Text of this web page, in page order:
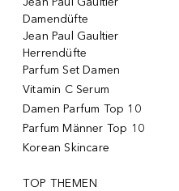
Damendüfte
Jean Paul Gaultier
Herrendüfte
Parfum Set Damen
Vitamin C Serum
Damen Parfum Top 10
Parfum Männer Top 10
Korean Skincare
TOP THEMEN